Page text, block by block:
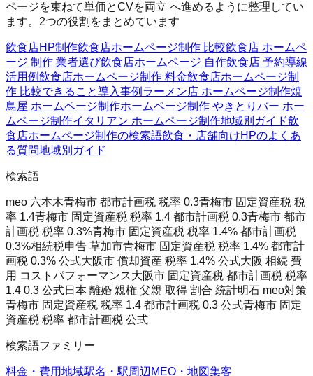
ページを束ねて単価とCVを両立 へ進めるように整理してい
ます。2つの役割をまとめています
飲食店HP制作飲食店ホームページ制作 比較飲食店 ホームペ
ージ 制作 業者選び飲食店ホームページ 自作飲食店 予約導線
活用例飲食店ホームページ制作 料金飲食店ホームページ制
作 比較できること導入事例 ラーメン店 ホームページ制作焼
鳥屋 ホームページ制作ホームページ制作 やきとり バー ホー
ムページ制作イタリアン ホームページ制作地域別ガイド飲
食店ホームページ制作の検索語飲食・店舗向けHPのよくあ
る質問地域別ガイド
検索語
meo 六本木青梅市 都市計画税 税率 0.3青梅市 固定資産税 税
率 1.4青梅市 固定資産税 税率 1.4 都市計画税 0.3青梅市 都市
計画税 税率 0.3%青梅市 固定資産税 税率 1.4% 都市計画税
0.3%相続税申告 草加市青梅市 固定資産税 税率 1.4% 都市計
画税 0.3% 公式大阪市 償却資産 税率 1.4% 公式大阪 相続 費
用 コストパフォーマンス大阪市 固定資産税 都市計画税 税率
1.4 0.3 公式日本 離婚 親権 父親 取得 割合 統計明石 meo対策
青梅市 固定資産税 税率 1.4 都市計画税 0.3 公式青梅市 固定
資産税 税率 都市計画税 公式
検索語ファミリー
料金・費用地域駅名・駅周辺 MEO・地図集客